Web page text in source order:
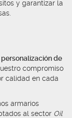
y garantizar la
personalización de
compromiso
calidad en cada
armarios
al sector Oil